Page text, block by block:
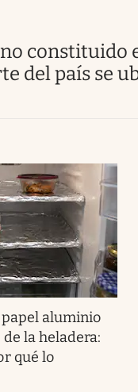
del país se
aluminio
la heladera:
qué lo